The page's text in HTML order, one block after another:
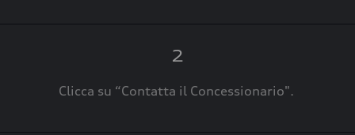
2
Clicca su “Contatta il Concessionario".